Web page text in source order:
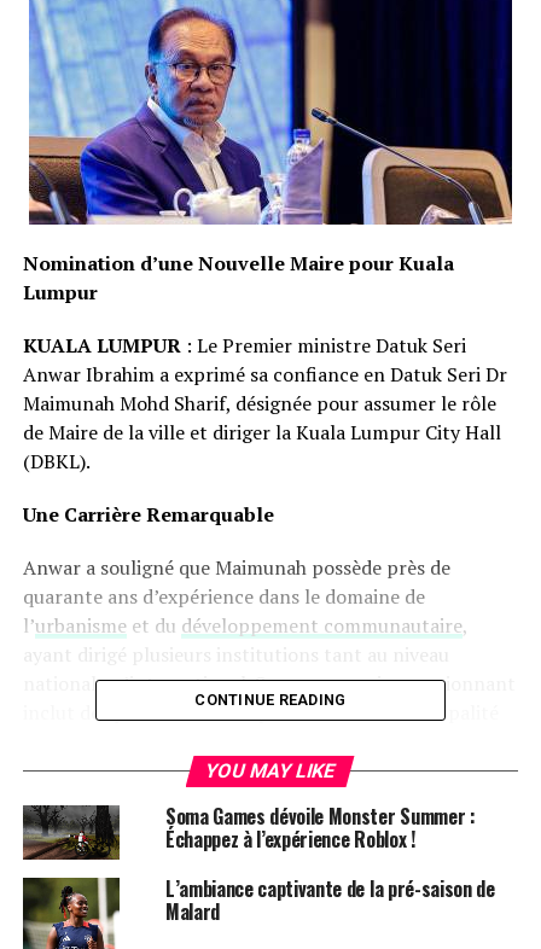
Nomination d’une Nouvelle Maire pour Kuala
Lumpur
KUALA LUMPUR: Le Premier ministre Datuk Seri
Anwar Ibrahim a exprimé sa confiance en Datuk Seri Dr
Maimunah Mohd Sharif, désignée pour assumer le rôle
de Maire de la ville et diriger la Kuala Lumpur City Hall
(DBKL).
Une Carrière Remarquable
Anwar a souligné que Maimunah possède près de
quarante ans d’expérience dans le domaine de
l’urbanismeet du développement communautaire,
ayant dirigé plusieurs institutions tant au niveau
national qu’international. Son parcours impressionnant
inclut des postes clés tels que Maire de la Municipalité
Locales de Malaisie (MALA).
Un Leadership Inspirant
« Ce qui est particulièrement remarquable, c’est qu’elle
a également étéDirectrice Exécutive de la Conférence
des Nations Unies sur le Logement et le Développement
CONTINUE READING
YOU MAY LIKE
Soma Games dévoile Monster Summer :
Échappez à l’expérience Roblox !
L’ambiance captivante de la pré-saison de
Malard